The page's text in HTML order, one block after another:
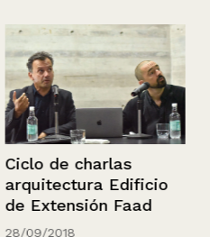
Ciclo de charlas
arquitectura Edificio
de Extensión Faad
28/09/2018